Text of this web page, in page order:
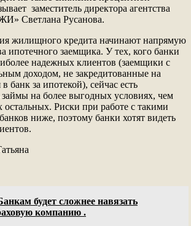
заместитель директора агентства
Светлана Русанова.
жилищного кредита начинают напрямую
ипотечного заемщика. У тех, кого банки
надежных клиентов (заемщики с
доходом, не закредитованные на
банк за ипотекой), сейчас есть
займы на более выгодных условиях, чем
остальных. Риски при работе с такими
ниже, поэтому банки хотят видеть
будет сложнее навязать
компанию .